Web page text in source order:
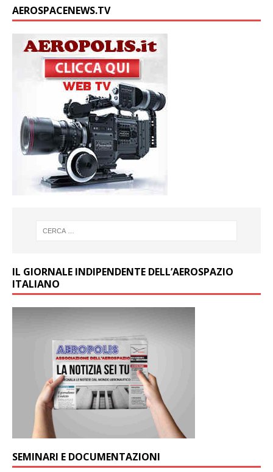
AEROSPACENEWS.TV
IL GIORNALE INDIPENDENTE DELL’AEROSPAZIO
ITALIANO
SEMINARI E DOCUMENTAZIONI